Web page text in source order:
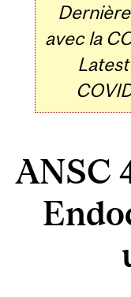
avec la
ANSC